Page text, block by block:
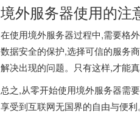
境外服务器使用的注
在使用境外服务器过程中,需要格
数据安全的保护,选择可信的服务
解决出现的问题。只有这样,才能
总之,从零开始使用境外服务器需
享受到互联网无国界的自由与便利。